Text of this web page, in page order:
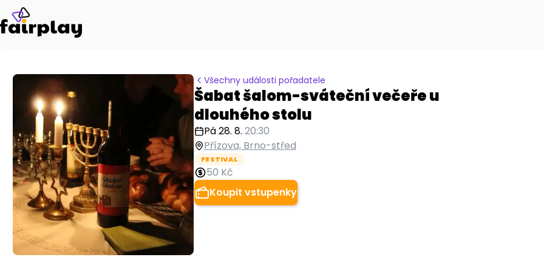
Všechny události pořadatele
Šabat šalom-sváteční večeře u
dlouhého stolu
Pá 28. 8. 20:30
Přízova, Brno-střed
FESTIVAL
50 Kč
Koupit vstupenky